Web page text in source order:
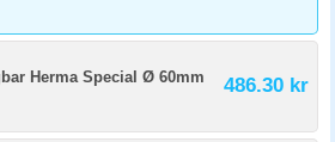
Herma Special Ø 60mm
486.30 kr